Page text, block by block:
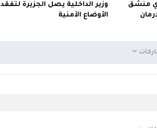
منشق
وزير الداخلية يصل الجزيرة لتفقد
الأوضاع الأمنية